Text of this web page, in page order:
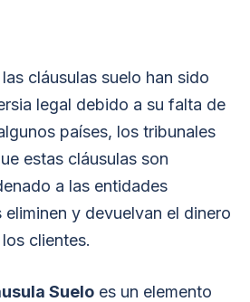
cláusulas suelo han sido
legal debido a su falta de
países, los tribunales
estas cláusulas son
a las entidades
y devuelvan el dinero
clientes.
Suelo es un elemento